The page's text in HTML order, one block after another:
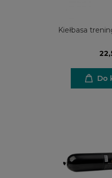
Kiełbasa
Do